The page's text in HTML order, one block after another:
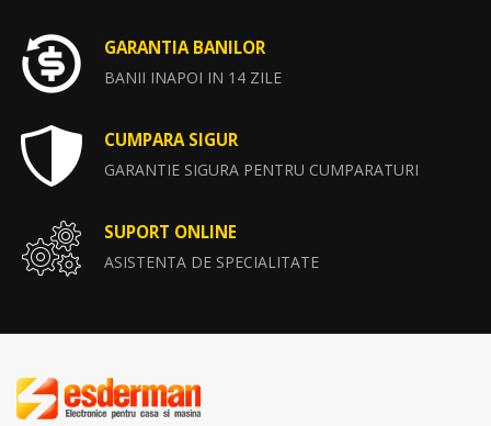
GARANTIA BANILOR
BANII INAPOI IN 14 ZILE
CUMPARA SIGUR
GARANTIE SIGURA PENTRU CUMPARATURI
SUPORT ONLINE
ASISTENTA DE SPECIALITATE